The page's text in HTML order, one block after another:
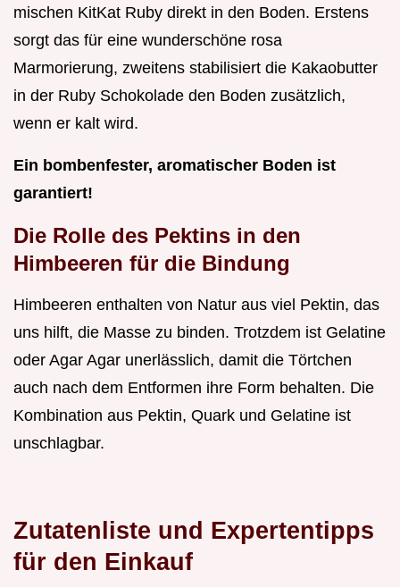
mischen KitKat Ruby direkt in den Boden. Erstens
sorgt das für eine wunderschöne rosa
Marmorierung, zweitens stabilisiert die Kakaobutter
in der Ruby Schokolade den Boden zusätzlich,
wenn er kalt wird.
Ein bombenfester, aromatischer Boden ist
garantiert!
Die Rolle des Pektins in den
Himbeeren für die Bindung
Himbeeren enthalten von Natur aus viel Pektin, das
uns hilft, die Masse zu binden. Trotzdem ist Gelatine
oder Agar Agar unerlässlich, damit die Törtchen
auch nach dem Entformen ihre Form behalten. Die
Kombination aus Pektin, Quark und Gelatine ist
unschlagbar.
Zutatenliste und Expertentipps
für den Einkauf